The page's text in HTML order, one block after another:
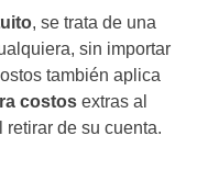
, se trata de una
sin importar
también aplica
costos extras al
de su cuenta.